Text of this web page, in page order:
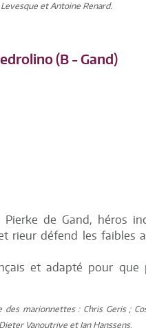
et Antoine Renard.
(B - Gand)
Pierke de Gand, héros
rieur défend les faibles
et adapté pour que
marionnettes : Chris Geris ;
Vanoutrive et Jan Hanssens.